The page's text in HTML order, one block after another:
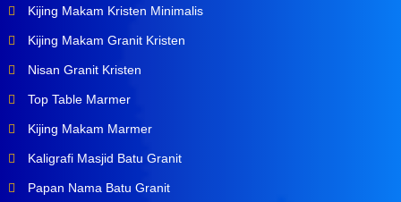
Kijing Makam Kristen Minimalis
Kijing Makam Granit Kristen
Nisan Granit Kristen
Top Table Marmer
Kijing Makam Marmer
Kaligrafi Masjid Batu Granit
Papan Nama Batu Granit